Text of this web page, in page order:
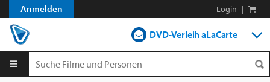
Anmelden Login |
DVD-Verleih aLaCarte